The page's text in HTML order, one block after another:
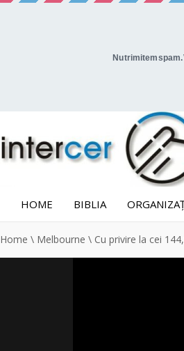
HOME BIBLIA
Home \ Melbourne \ Cu privire la cei